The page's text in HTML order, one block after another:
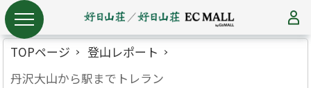
TOPページ
登山レポート
丹沢大山から駅までトレラン